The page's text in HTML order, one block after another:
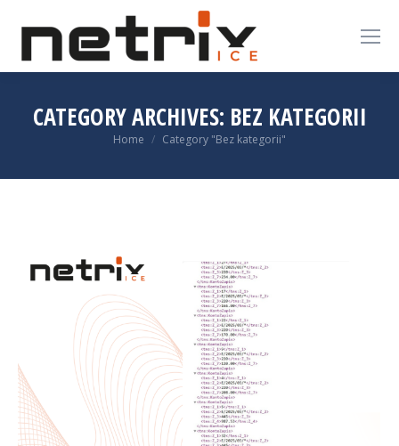
CATEGORY ARCHIVES: BEZ KATEGORII
You are here:
Home Category "Bez kategorii"